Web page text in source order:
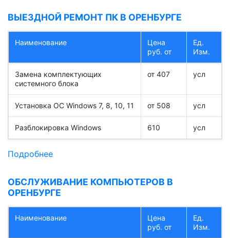
ВЫЕЗДНОЙ РЕМОНТ ПК В ОРЕНБУРГЕ
Наименование
Цена
руб. от
Ед.
Изм.
Замена комплектующих
системного блока
от 407 усл
Установка ОС Windows 7, 8, 10, 11 от 508 усл
Разблокировка Windows 610 усл
Подробнее
ОБСЛУЖИВАНИЕ КОМПЬЮТЕРОВ В
ОРЕНБУРГЕ
Наименование
Цена
руб. от
Ед.
Изм.